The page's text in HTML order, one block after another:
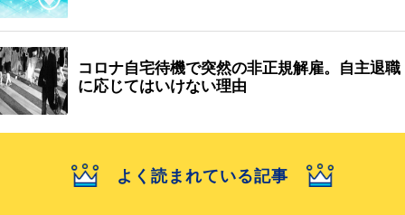
コロナ自宅待機で突然の非正規解雇。自主退職
に応じてはいけない理由
よく読まれている記事